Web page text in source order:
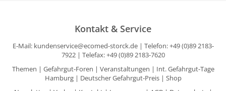
Kontakt & Service
E-Mail: kundenservice@ecomed-storck.de| Telefon: +49 (0)89 2183-
7922 | Telefax: +49 (0)89 2183-7620
Themen | Gefahrgut-Foren | Veranstaltungen | Int. Gefahrgut-Tage
Hamburg| Deutscher Gefahrgut-Preis| Shop